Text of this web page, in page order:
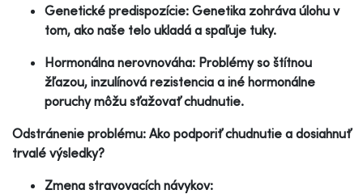
Genetické predispozície: Genetika zohráva úlohu v
tom, ako naše telo ukladá a spaľuje tuky.
Hormonálna nerovnováha: Problémy so štítnou
žľazou, inzulínová rezistencia a iné hormonálne
poruchy môžu sťažovať chudnutie.
Odstránenie problému: Ako podporiť chudnutie a dosiahnuť
trvalé výsledky?
Zmena stravovacích návykov: